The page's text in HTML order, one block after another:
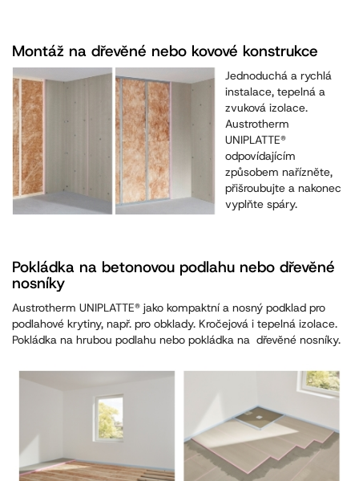
Montáž na dřevěné nebo kovové konstrukce
Jednoduchá a rychlá
instalace, tepelná a
zvuková izolace.
Austrotherm
UNIPLATTE®
odpovídajícím
způsobem nařízněte,
přišroubujte a nakonec
vyplňte spáry.
Pokládka na betonovou podlahu nebo dřevěné
nosníky
Austrotherm UNIPLATTE® jako kompaktní a nosný podklad pro
podlahové krytiny, např. pro obklady. Kročejová i tepelná izolace.
Pokládka na hrubou podlahu nebo pokládka na dřevěné nosníky.